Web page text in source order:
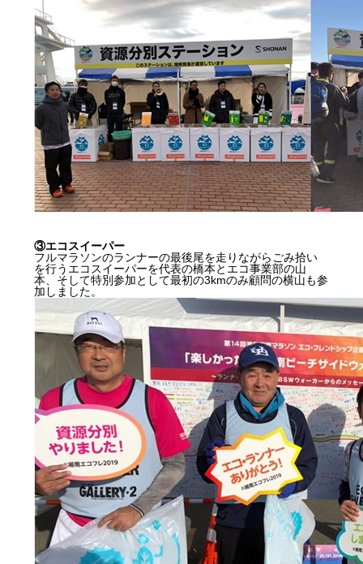
③エコスイーパー
フルマラソンのランナーの最後尾を走りながらごみ拾い
を行うエコスイーパーを代表の橋本とエコ事業部の山
本、そして特別参加として最初の3kmのみ顧問の横山も参
加しました。